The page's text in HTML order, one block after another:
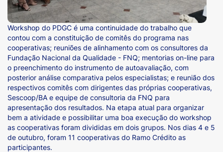
Workshop do PDGC é uma continuidade do trabalho que
contou com a constituição de comitês do programa nas
cooperativas; reuniões de alinhamento com os consultores da
Fundação Nacional da Qualidade - FNQ; mentorias on-line para
o preenchimento do instrumento de autoavaliação, com
posterior análise comparativa pelos especialistas; e reunião dos
respectivos comitês com dirigentes das próprias cooperativas,
Sescoop/BA e equipe de consultoria da FNQ para
apresentação dos resultados. Na etapa atual para organizar
bem a atividade e possibilitar uma boa execução do workshop
as cooperativas foram divididas em dois grupos. Nos dias 4 e 5
de outubro, foram 11 cooperativas do Ramo Crédito as
participantes.